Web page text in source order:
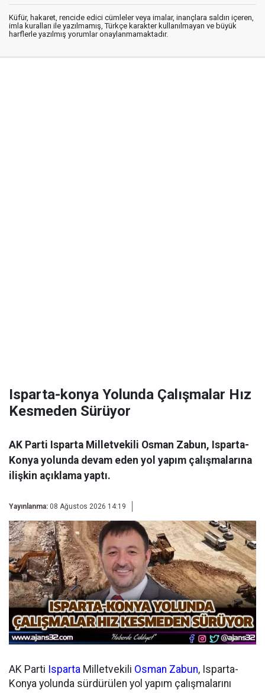
Küfür, hakaret, rencide edici cümleler veya imalar, inançlara saldırı içeren,
imla kuralları ile yazılmamış, Türkçe karakter kullanılmayan ve büyük
harflerle yazılmış yorumlar onaylanmamaktadır.
Isparta-konya Yolunda Çalışmalar Hız
Kesmeden Sürüyor
AK Parti Isparta Milletvekili Osman Zabun, Isparta-
Konya yolunda devam eden yol yapım çalışmalarına
ilişkin açıklama yaptı.
Yayınlanma: 08 Ağustos 2026 14:19
AK Parti Isparta Milletvekili Osman Zabun, Isparta-
Konya yolunda sürdürülen yol yapım çalışmalarını